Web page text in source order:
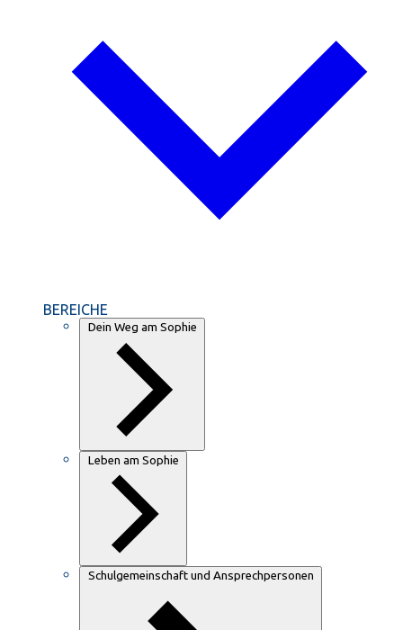
BEREICHE
Dein Weg am Sophie
Leben am Sophie
Schulgemeinschaft und Ansprechpersonen